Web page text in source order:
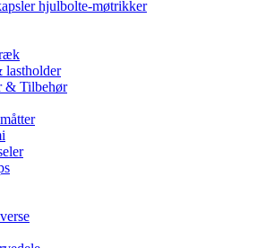
hjulbolte-møtrikker
lastholder
& Tilbehør